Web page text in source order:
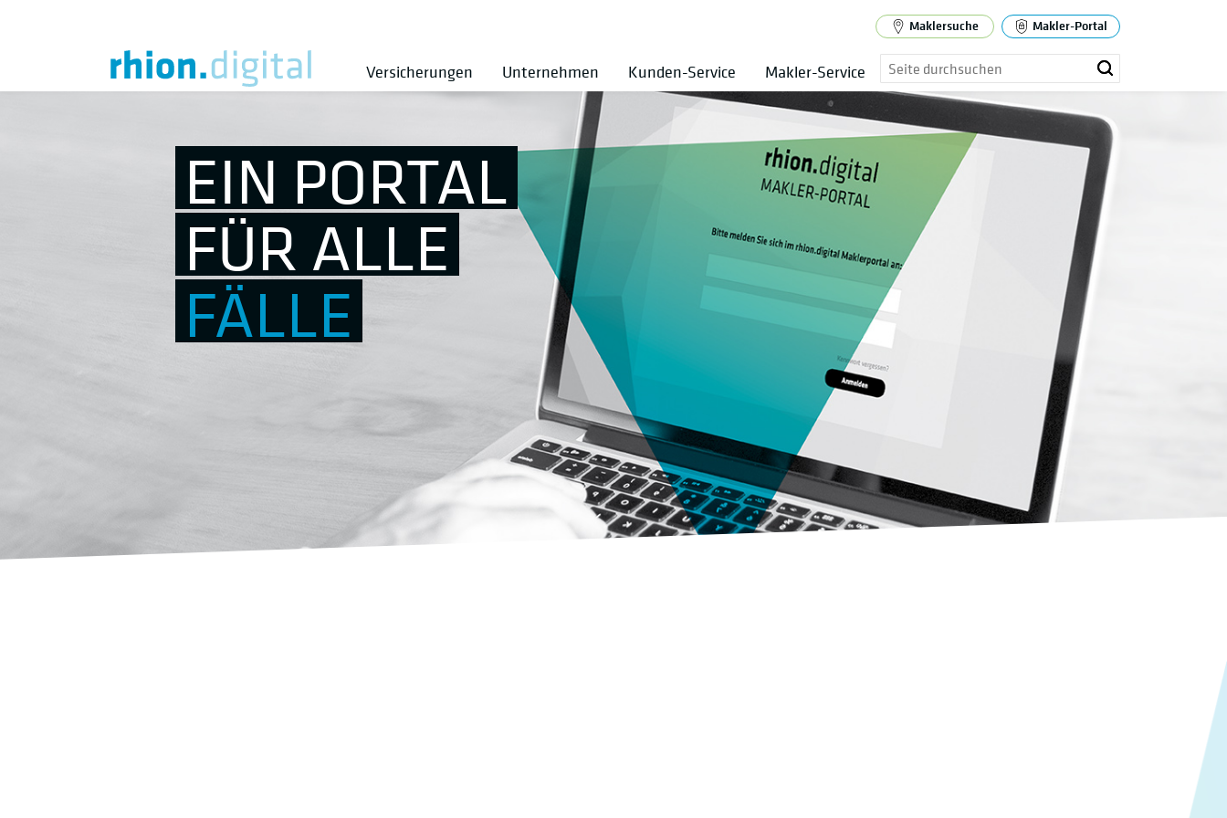
Maklersuche Makler-Portal
Versicherungen Unternehmen Kunden-Service Makler-Service
EIN PORTAL
FÜR ALLE
FÄLLE